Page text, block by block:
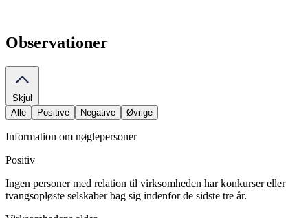
Observationer
Skjul
Alle
Positive Negative Øvrige
Information om nøglepersoner
Positiv
Ingen personer med relation til virksomheden har konkurser eller
tvangsopløste selskaber bag sig indenfor de sidste tre år.